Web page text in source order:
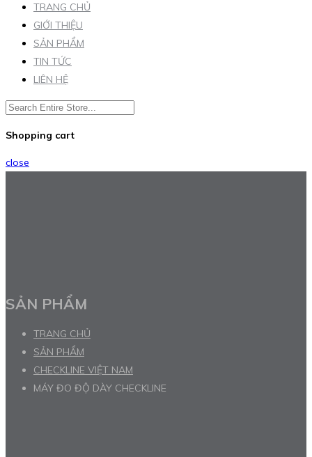
TRANG CHỦ
GIỚI THIỆU
SẢN PHẨM
TIN TỨC
LIÊN HỆ
Shopping cart
close
SẢN PHẨM
TRANG CHỦ
SẢN PHẨM
CHECKLINE VIỆT NAM
MÁY ĐO ĐỘ DÀY CHECKLINE